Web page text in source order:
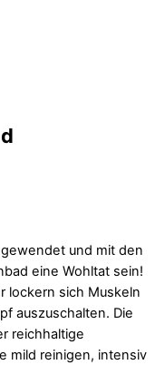
und mit den
eine Wohltat sein!
lockern sich Muskeln
auszuschalten. Die
reichhaltige
mild reinigen, intensiv